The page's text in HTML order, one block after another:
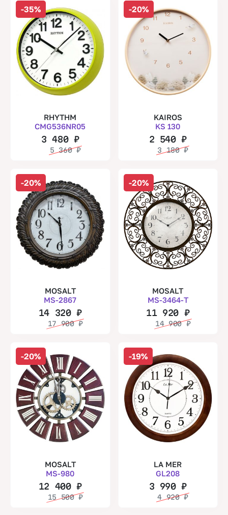
-35%
RHYTHM
CMG536NR05
3 480 ₽
5 360₽
-20%
KAIROS
KS 130
2 540₽
3 180₽
-20%
MOSALT
MS-2867
14 320₽
17 900₽
-20%
MOSALT
MS-3464-T
11 920 ₽
14 900₽
-20%
MOSALT
MS-980
12 400₽
15 500₽
-19%
LA MER
GL208
3 990₽
4 920₽